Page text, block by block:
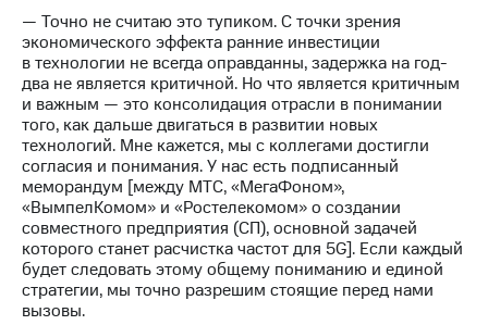
— Точно не считаю это тупиком. С точки зрения
экономического эффекта ранние инвестиции
в технологии не всегда оправданны, задержка на год-
два не является критичной. Но что является критичным
и важным — это консолидация отрасли в понимании
того, как дальше двигаться в развитии новых
технологий. Мне кажется, мы с коллегами достигли
согласия и понимания. У нас есть подписанный
меморандум [между МТС, «МегаФоном»,
«ВымпелКомом» и «Ростелекомом» о создании
совместного предприятия (СП), основной задачей
которого станет расчистка частот для 5G]. Если каждый
будет следовать этому общему пониманию и единой
стратегии, мы точно разрешим стоящие перед нами
вызовы.